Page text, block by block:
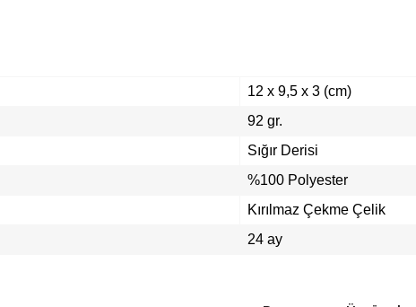
12 x 9,5 x 3 (cm)
92 gr.
Sığır Derisi
%100 Polyester
Kırılmaz Çekme Çelik
24 ay